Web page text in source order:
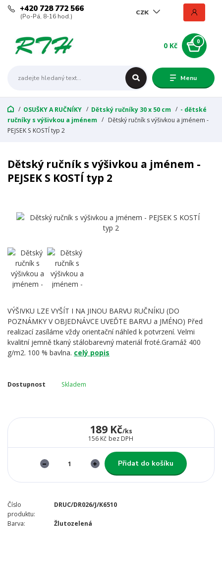
Menu
CZK
+420 728 772 566
(Po-Pá, 8-16 hod.)
0
0 Kč
OSUŠKY A RUČNÍKY Dětský ručníky 30 x 50 cm
- dětské
ručníky s výšivkou a jménem
Dětský ručník s výšivkou a jménem -
PEJSEK S KOSTÍ typ 2
Dětský ručník s výšivkou a jménem -
PEJSEK S KOSTÍ typ 2
VÝŠIVKU LZE VYŠÍT I NA JINOU BARVU RUČNÍKU (DO
POZNÁMKY V OBJEDNÁVCE UVEĎTE BARVU a JMÉNO) Před
realizací zasíláme vždy orientační náhled k potvrzení. Velmi
kvalitní jemně tkaný stálobarevný materiál froté.Gramáž 400
g/m2. 100 % bavlna. celý popis
Dostupnost Skladem
189 Kč/ks
156 Kč bez DPH
Přidat do košíku
Číslo
produktu:
DRUC/DR026/J/K6510
Barva: Žlutozelená